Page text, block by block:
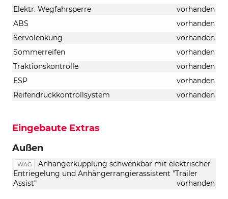
Elektr. Wegfahrsperre
vorhanden
ABS
vorhanden
Servolenkung
vorhanden
Sommerreifen
vorhanden
Traktionskontrolle
vorhanden
ESP
vorhanden
Reifendruckkontrollsystem
vorhanden
Eingebaute Extras
Außen
WAG
Anhängerkupplung schwenkbar mit elektrischer
Entriegelung und Anhängerrangierassistent "Trailer
Assist"
vorhanden